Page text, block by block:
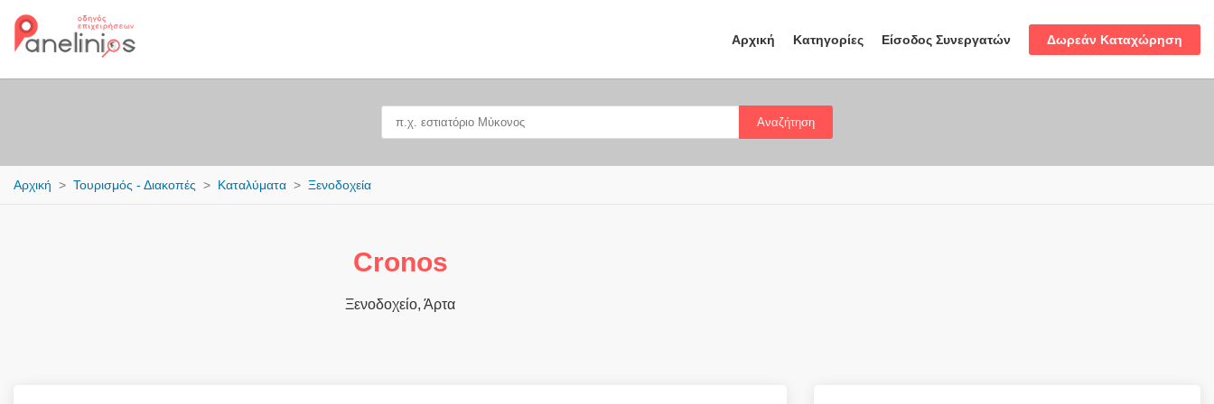
Αρχική Κατηγορίες Είσοδος Συνεργατών Δωρεάν Καταχώρηση
Αναζήτηση
Αρχική Τουρισμός - Διακοπές Καταλύματα Ξενοδοχεία
Cronos
Ξενοδοχείο, Άρτα